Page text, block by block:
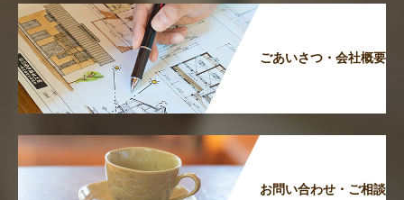
ごあいさつ・会社概要
お問い合わせ・ご相談